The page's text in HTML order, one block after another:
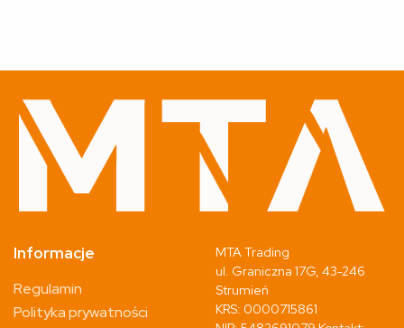
Informacje
Regulamin
Polityka prywatności
MTA Trading
ul. Graniczna 17G, 43-246
Strumień
KRS: 0000715861